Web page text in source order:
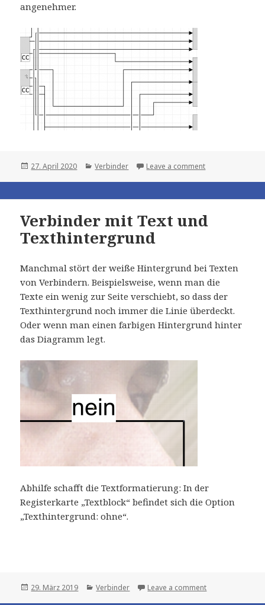
angenehmer.
Posted
27. April 2020 Categories
Verbinder Leave a comment
Verbinder mit Text und
Texthintergrund
Manchmal stört der weiße Hintergrund bei Texten
von Verbindern. Beispielsweise, wenn man die
Texte ein wenig zur Seite verschiebt, so dass der
Texthintergrund noch immer die Linie überdeckt.
Oder wenn man einen farbigen Hintergrund hinter
das Diagramm legt.
Abhilfe schafft die Textformatierung: In der
Registerkarte „Textblock“ befindet sich die Option
„Texthintergrund: ohne“.
Posted
29. März 2019 Categories
Verbinder Leave a comment